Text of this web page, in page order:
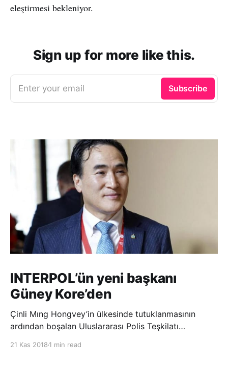
eleştirmesi bekleniyor.
Sign up for more like this.
Enter your email Subscribe
INTERPOL’ün yeni başkanı
Güney Kore’den
Çinli Mıng Hongvey’in ülkesinde tutuklanmasının
ardından boşalan Uluslararası Polis Teşkilatı
21 Kas 2018 1 min read